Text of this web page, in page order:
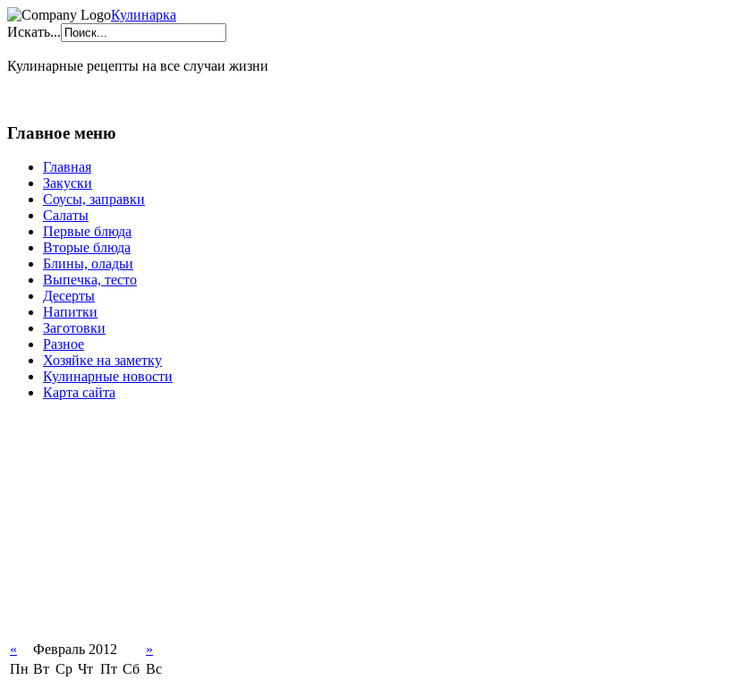
Кулинарка
Искать...
Кулинарные рецепты на все случаи жизни
Главное меню
Главная
Закуски
Соусы, заправки
Салаты
Первые блюда
Вторые блюда
Блины, оладьи
Выпечка, тесто
Десерты
Напитки
Заготовки
Разное
Хозяйке на заметку
Кулинарные новости
Карта сайта
« Февраль 2012
»
Пн Вт Ср Чт Пт Сб Вс